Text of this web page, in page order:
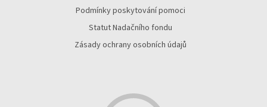
Podmínky poskytování pomoci
Statut Nadačního fondu
Zásady ochrany osobních údajů